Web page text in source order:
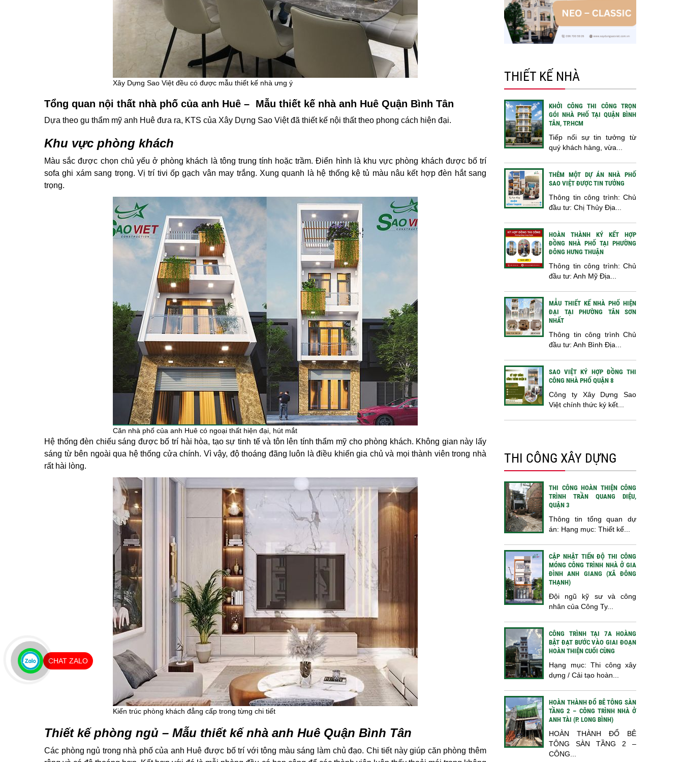
Xây Dựng Sao Việt đều có được mẫu thiết kế nhà ưng ý
Tổng quan nội thất nhà phố của anh Huê – Mẫu thiết kế nhà anh Huê Quận Bình Tân
Dựa theo gu thẩm mỹ anh Huê đưa ra, KTS của Xây Dựng Sao Việt đã thiết kế nội thất theo phong cách hiện đại.
Khu vực phòng khách
Màu sắc được chọn chủ yếu ở phòng khách là tông trung tính hoặc trầm. Điển hình là khu vực phòng khách được bố trí
sofa ghi xám sang trọng. Vị trí tivi ốp gạch vân may trắng. Xung quanh là hệ thống kệ tủ màu nâu kết hợp đèn hắt sang
trọng.
Căn nhà phố của anh Huê có ngoại thất hiện đại, hút mắt
Hệ thống đèn chiếu sáng được bố trí hài hòa, tạo sự tinh tế và tôn lên tính thẩm mỹ cho phòng khách. Không gian này lấy
sáng từ bên ngoài qua hệ thống cửa chính. Vì vậy, độ thoáng đãng luôn là điều khiến gia chủ và mọi thành viên trong nhà
rất hài lòng.
Kiến trúc phòng khách đẳng cấp trong từng chi tiết
Thiết kế phòng ngủ – Mẫu thiết kế nhà anh Huê Quận Bình Tân
Các phòng ngủ trong nhà phố của anh Huê được bố trí với tông màu sáng làm chủ đạo. Chi tiết này giúp căn phòng thêm
THIẾT KẾ NHÀ
KHỞI CÔNG THI CÔNG TRỌN
GÓI NHÀ PHỐ TẠI QUẬN BÌNH
TÂN, TP.HCM
Tiếp nối sự tin tưởng từ
quý khách hàng, vừa...
THÊM MỘT DỰ ÁN NHÀ PHỐ
SAO VIỆT ĐƯỢC TIN TƯỞNG
Thông tin công trình: Chủ
đầu tư: Chị Thủy Địa...
HOÀN THÀNH KÝ KẾT HỢP
ĐỒNG NHÀ PHỐ TẠI PHƯỜNG
ĐÔNG HƯNG THUẬN
Thông tin công trình: Chủ
đầu tư: Anh Mỹ Địa...
MẪU THIẾT KẾ NHÀ PHỐ HIỆN
ĐẠI TẠI PHƯỜNG TÂN SƠN
NHẤT
Thông tin công trình Chủ
đầu tư: Anh Bình Địa...
SAO VIỆT KÝ HỢP ĐỒNG THI
CÔNG NHÀ PHỐ QUẬN 8
Công ty Xây Dựng Sao
Việt chính thức ký kết...
THI CÔNG XÂY DỰNG
THI CÔNG HOÀN THIỆN CÔNG
TRÌNH TRẦN QUANG DIỆU,
QUẬN 3
Thông tin tổng quan dự
án: Hạng mục: Thiết kế...
CẬP NHẬT TIẾN ĐỘ THI CÔNG
MÓNG CÔNG TRÌNH NHÀ Ở GIA
ĐÌNH ANH GIANG (XÃ ĐÔNG
THẠNH)
Đội ngũ kỹ sư và công
nhân của Công Ty...
CÔNG TRÌNH TẠI 7A HOÀNG
BẬT ĐẠT BƯỚC VÀO GIAI ĐOẠN
HOÀN THIỆN CUỐI CÙNG
Hạng mục: Thi công xây
dựng / Cải tạo hoàn...
HOÀN THÀNH ĐỔ BÊ TÔNG SÀN
TẦNG 2 – CÔNG TRÌNH NHÀ Ở
ANH TÀI (P. LONG BÌNH)
HOÀN THÀNH ĐỔ BÊ
TÔNG SÀN TẦNG 2 –
CÔNG...
CHAT ZALO